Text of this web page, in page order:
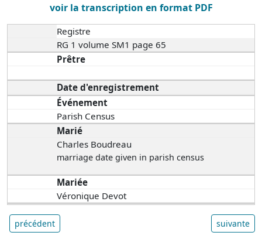
voir la transcription en format PDF
Registre
RG 1 volume SM1 page 65
Prêtre
Date d'enregistrement
Événement
Parish Census
Marié
Charles Boudreau
marriage date given in parish census
Mariée
Véronique Devot
précédent suivante